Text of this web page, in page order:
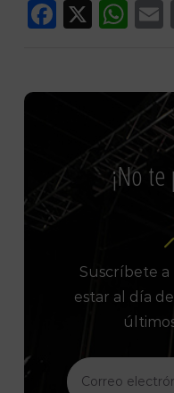
X
¡No
Suscríbete
estar al día